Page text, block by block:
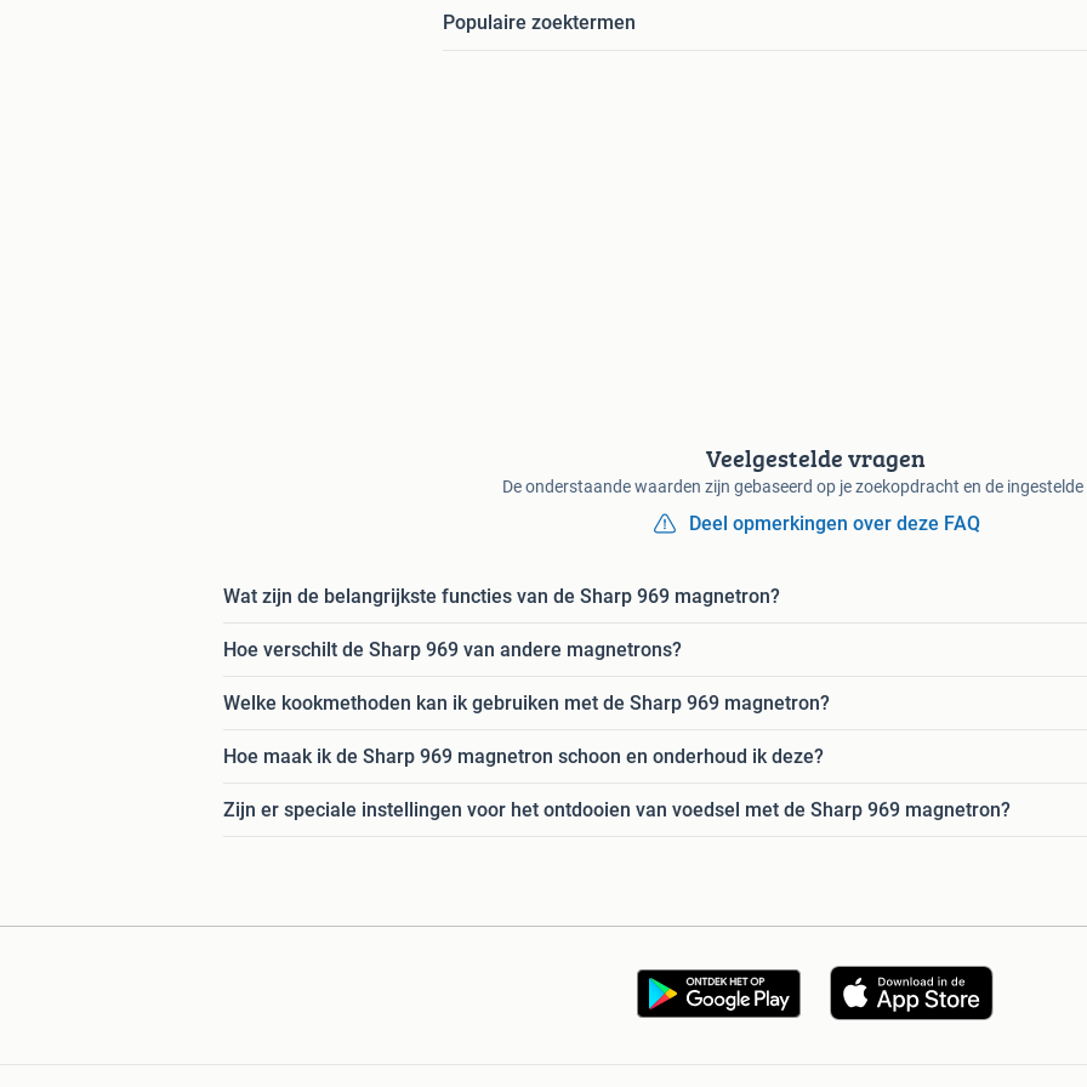
Populaire zoektermen
Veelgestelde vragen
De onderstaande waarden zijn gebaseerd op je zoekopdracht en de
Deel opmerkingen over deze FAQ
Wat zijn de belangrijkste functies van de Sharp 969 magnetron?
Hoe verschilt de Sharp 969 van andere magnetrons?
Welke kookmethoden kan ik gebruiken met de Sharp 969 magnetron?
Hoe maak ik de Sharp 969 magnetron schoon en onderhoud ik deze?
Zijn er speciale instellingen voor het ontdooien van voedsel met de Sharp 969 magnetron?